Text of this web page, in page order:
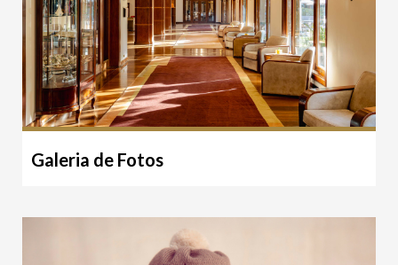
Galeria de Fotos